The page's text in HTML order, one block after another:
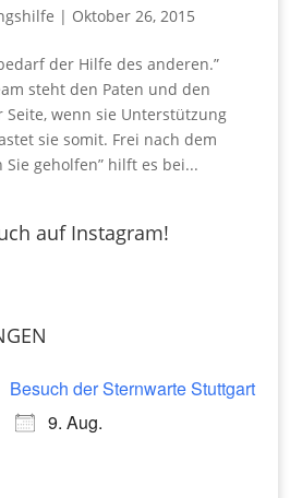
| Oktober 26, 2015
der Hilfe des anderen.”
steht den Paten und den
Seite, wenn sie Unterstützung
sie somit. Frei nach dem
Sie geholfen” hilft es bei...
auf Instagram!
Besuch der Sternwarte Stuttgart
9. Aug.